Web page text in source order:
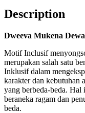
Description
Dweeva Mukena
Motif Inclusif
merupakan salah satu
Inklusif dalam
karakter dan kebutuhan
yang berbeda-beda.
beraneka ragam dan
beda.